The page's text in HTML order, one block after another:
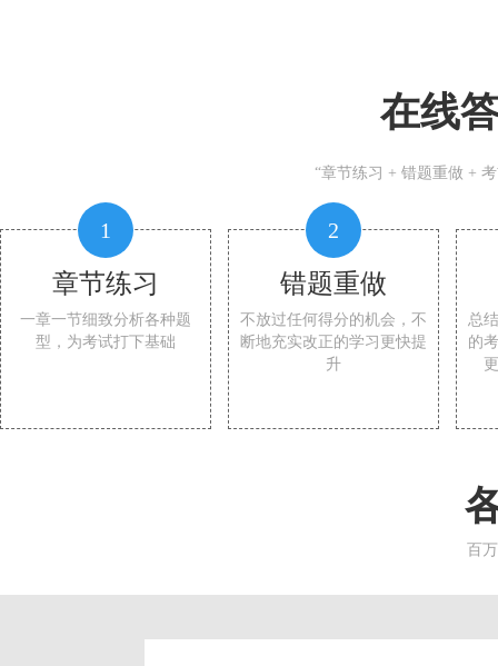
在线
“章节练习 + 错题重做 +
1
章节练习
一章一节细致分析各种题
型，为考试打下基础
2
错题重做
不放过任何得分的机会，不
断地充实改正的学习更快提
升
总
的
百